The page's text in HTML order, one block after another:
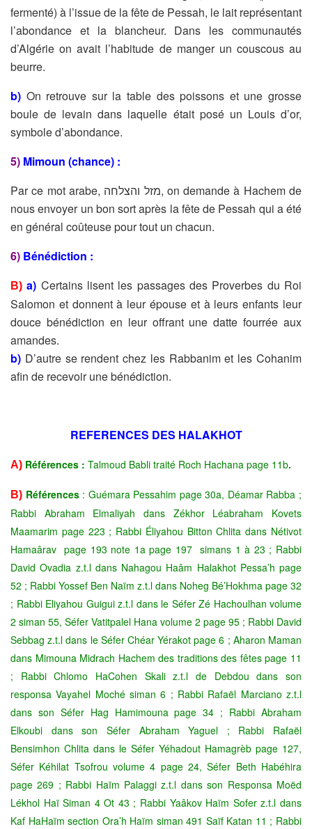
fermenté) à l’issue de la fête de Pessah, le lait représentant
l’abondance et la blancheur. Dans les communautés
d’Algérie on avait l’habitude de manger un couscous au
beurre.
b) On retrouve sur la table des poissons et une grosse
boule de levain dans laquelle était posé un Louis d’or,
symbole d’abondance.
5) Mimoun (chance) :
Par ce mot arabe, מזל והצלחה, on demande à Hachem de
nous envoyer un bon sort après la fête de Pessah qui a été
en général coûteuse pour tout un chacun.
6) Bénédiction :
B)a) Certains lisent les passages des Proverbes du Roi
Salomon et donnent à leur épouse et à leurs enfants leur
douce bénédiction en leur offrant une datte fourrée aux
amandes.
b) D’autre se rendent chez les Rabbanim et les Cohanim
afin de recevoir une bénédiction.
REFERENCES DES HALAKHOT
A) Références : Talmoud Babli traité Roch Hachana page 11b.
B) Références : Guémara Pessahim page 30a, Déamar Rabba ;
Rabbi Abraham Elmaliyah dans Zékhor Léabraham Kovets
Maamarim page 223 ; Rabbi Éliyahou Bitton Chlita dans Nétivot
Hamaârav page 193 note 1a page 197 simans 1 à 23 ; Rabbi
David Ovadia z.t.l dans Nahagou Haâm Halakhot Pessa’h page
52 ; Rabbi Yossef Ben Naïm z.t.l dans Noheg Bé’Hokhma page 32
; Rabbi Eliyahou Guigui z.t.l dans le Séfer Zé Hachoulhan volume
2 siman 55, Séfer Vatitpalel Hana volume 2 page 95 ; Rabbi David
Sebbag z.t.l dans le Séfer Chéar Yérakot page 6 ; Aharon Maman
dans Mimouna Midrach Hachem des traditions des fêtes page 11
; Rabbi Chlomo HaCohen Skali z.t.l de Debdou dans son
responsa Vayahel Moché siman 6 ; Rabbi Rafaël Marciano z.t.l
dans son Séfer Hag Hamimouna page 34 ; Rabbi Abraham
Elkoubi dans son Séfer Abraham Yaguel ; Rabbi Rafaël
Bensimhon Chlita dans le Séfer Yéhadout Hamagrèb page 127,
Séfer Kéhilat Tsofrou volume 4 page 24, Séfer Beth Habéhira
page 269 ; Rabbi Haïm Palaggi z.t.l dans son Responsa Moëd
Lékhol Haï Siman 4 Ot 43 ; Rabbi Yaâkov Haïm Sofer z.t.l dans
Kaf HaHaïm section Ora’h Haïm siman 491 Saïf Katan 11 ; Rabbi